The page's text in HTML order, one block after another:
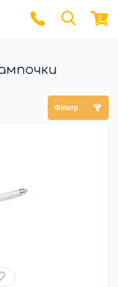
0
Фільтр